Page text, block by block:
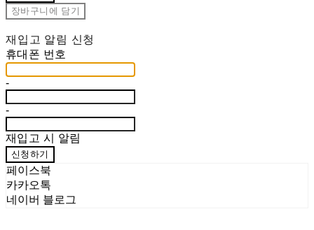
장바구니에 담기
재입고 알림 신청
휴대폰 번호
-
-
재입고 시 알림
신청하기
페이스북
카카오톡
네이버 블로그